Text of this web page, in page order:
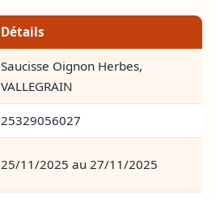
Détails
Saucisse Oignon Herbes,
VALLEGRAIN
25329056027
25/11/2025 au 27/11/2025